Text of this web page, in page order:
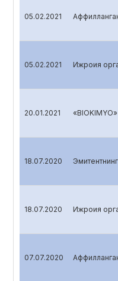
05.02.2021
05.02.2021 Ижроия
20.01.2021
18.07.2020
18.07.2020 Ижроия
07.07.2020